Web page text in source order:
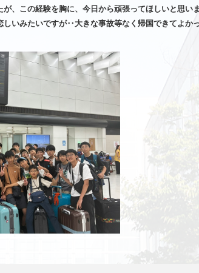
、この経験を胸に、今日から頑張ってほしいと思い
しいみたいですが‥大きな事故等なく帰国できてよか